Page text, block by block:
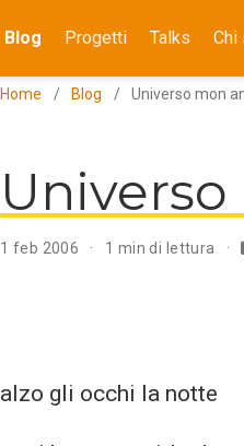
Blog Progetti Talks Chi
Home Blog Universo mon
1 feb 2006 1 min di lettura
alzo gli occhi la notte